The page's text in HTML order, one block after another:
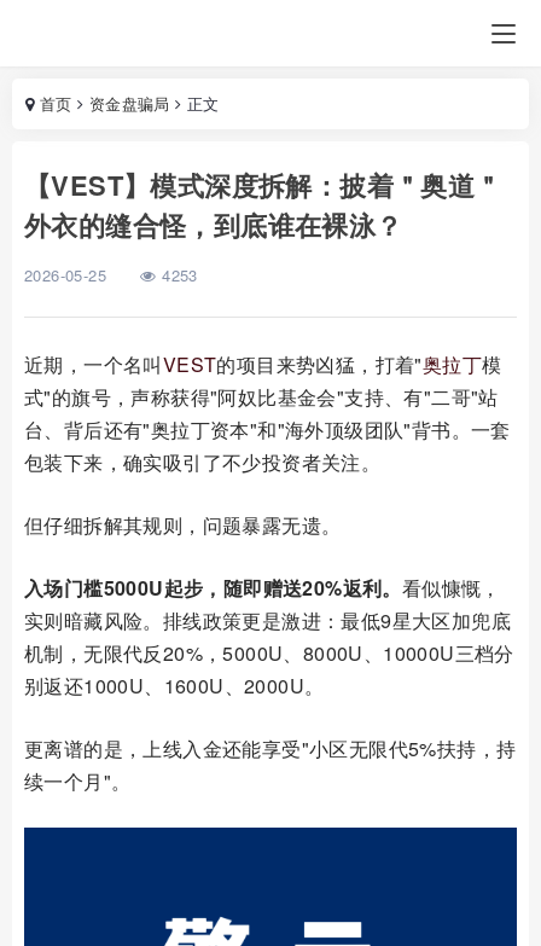
首页 资金盘骗局 正文
【VEST】模式深度拆解：披着＂奥道＂
外衣的缝合怪，到底谁在裸泳？
2026-05-25 4253
近期，一个名叫VEST的项目来势凶猛，打着"奥拉丁模
式"的旗号，声称获得"阿奴比基金会"支持、有"二哥"站
台、背后还有"奥拉丁资本"和"海外顶级团队"背书。一套
包装下来，确实吸引了不少投资者关注。
但仔细拆解其规则，问题暴露无遗。
入场门槛5000U起步，随即赠送20%返利。 看似慷慨，
实则暗藏风险。排线政策更是激进：最低9星大区加兜底
机制，无限代反20%，5000U、8000U、10000U三档分
别返还1000U、1600U、2000U。
更离谱的是，上线入金还能享受"小区无限代5%扶持，持
续一个月"。